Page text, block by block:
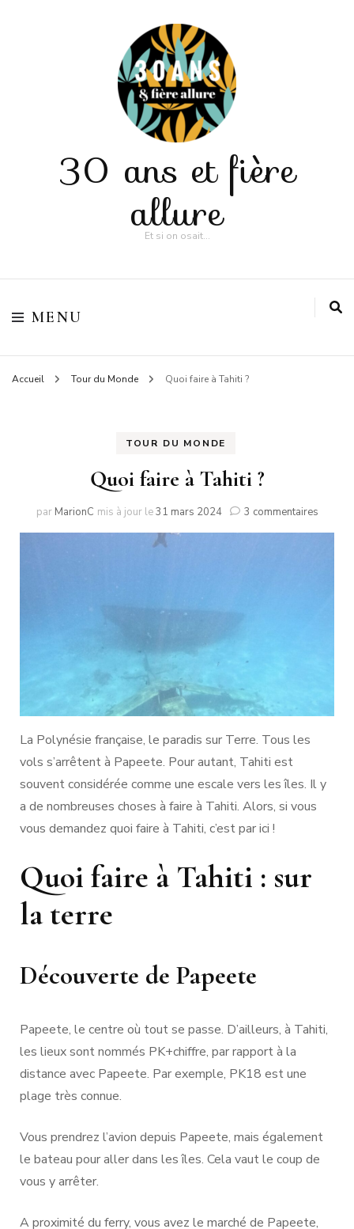
30 ans et fière
allure
Et si on osait…
MENU
Accueil Tour du Monde Quoi faire à Tahiti ?
TOUR DU MONDE
Quoi faire à Tahiti ?
par MarionC mis à jour le31 mars 2024 3 commentairessur
La Polynésie française, le paradis sur Terre. Tous les
vols s’arrêtent à Papeete. Pour autant, Tahiti est
souvent considérée comme une escale vers les îles. Il y
a de nombreuses choses à faire à Tahiti. Alors, si vous
vous demandez quoi faire à Tahiti, c’est par ici !
Quoi faire à Tahiti : sur
la terre
Découverte de Papeete
Papeete, le centre où tout se passe. D’ailleurs, à Tahiti,
les lieux sont nommés PK+chiffre, par rapport à la
distance avec Papeete. Par exemple, PK18 est une
plage très connue.
Vous prendrez l’avion depuis Papeete, mais également
le bateau pour aller dans les îles. Cela vaut le coup de
vous y arrêter.
A proximité du ferry, vous avez le marché de Papeete,